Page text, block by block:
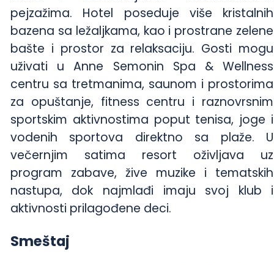
pejzažima. Hotel poseduje više kristalnih
bazena sa ležaljkama, kao i prostrane zelene
bašte i prostor za relaksaciju. Gosti mogu
uživati u Anne Semonin Spa & Wellness
centru sa tretmanima, saunom i prostorima
za opuštanje, fitness centru i raznovrsnim
sportskim aktivnostima poput tenisa, joge i
vodenih sportova direktno sa plaže. U
večernjim satima resort oživljava uz
program zabave, žive muzike i tematskih
nastupa, dok najmlađi imaju svoj klub i
aktivnosti prilagođene deci.
Smeštaj